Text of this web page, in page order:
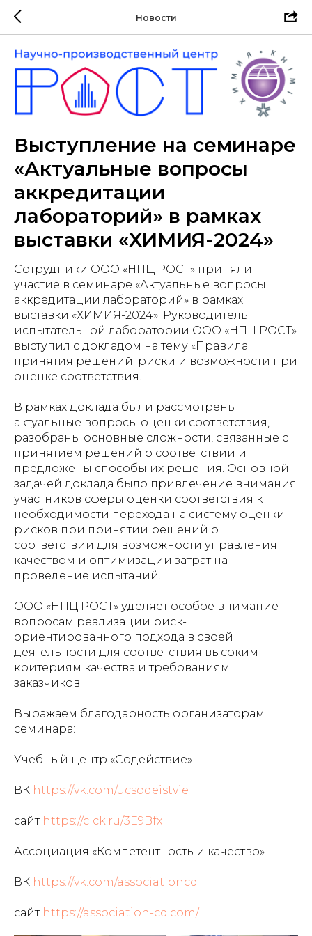
Новости
Выступление на семинаре
«Актуальные вопросы
аккредитации
лабораторий» в рамках
выставки «ХИМИЯ-2024»
Сотрудники ООО «НПЦ РОСТ» приняли
участие в семинаре «Актуальные вопросы
аккредитации лабораторий» в рамках
выставки «ХИМИЯ-2024». Руководитель
испытательной лаборатории ООО «НПЦ РОСТ»
выступил с докладом на тему «Правила
принятия решений: риски и возможности при
оценке соответствия.
В рамках доклада были рассмотрены
актуальные вопросы оценки соответствия,
разобраны основные сложности, связанные с
принятием решений о соответствии и
предложены способы их решения. Основной
задачей доклада было привлечение внимания
участников сферы оценки соответствия к
необходимости перехода на систему оценки
рисков при принятии решений о
соответствии для возможности управления
качеством и оптимизации затрат на
проведение испытаний.
ООО «НПЦ РОСТ» уделяет особое внимание
вопросам реализации риск-
ориентированного подхода в своей
деятельности для соответствия высоким
критериям качества и требованиям
заказчиков.
Выражаем благодарность организаторам
семинара:
Учебный центр «Содействие»
ВК https://vk.com/ucsodeistvie
сайт https://clck.ru/3E9Bfx
Ассоциация «Компетентность и качество»
ВК https://vk.com/associationcq
сайт https://association-cq.com/